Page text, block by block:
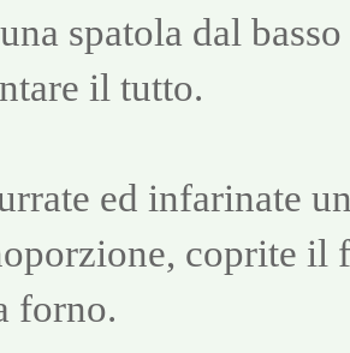
spatola dal
il tutto.
ed infarinate
coprite il
forno.